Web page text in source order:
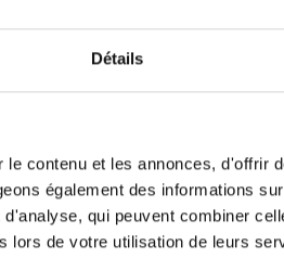
Détails
contenu et les annonces, d'offrir
également des informations
qui peuvent combiner
lors de votre utilisation de leurs